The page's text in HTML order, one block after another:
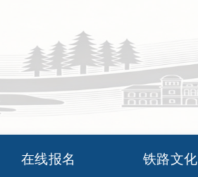
在线报名 铁路文化